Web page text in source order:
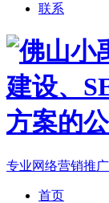
联系
专业网络营销推广
首页